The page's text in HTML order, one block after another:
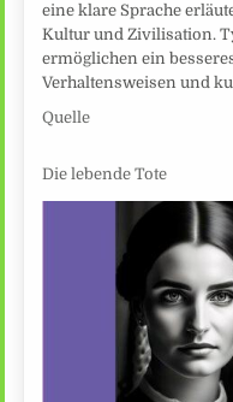
eine klare Sprache
Kultur und Zivilisation.
ermöglichen ein
Verhaltensweisen und
Quelle
Die lebende Tote